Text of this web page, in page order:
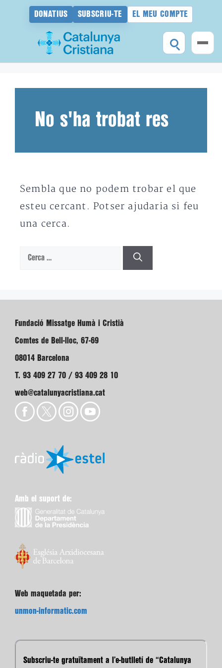
DONATIUS SUBSCRIU-TE EL MEU COMPTE
No s'ha trobat res
Sembla que no podem trobar el que
esteu cercant. Potser ajudaria si feu
una cerca.
Cerca:
Fundació Missatge Humà i Cristià
Comtes de Bell-lloc, 67-69
08014 Barcelona
T. 93 409 27 70 / 93 409 28 10
web@catalunyacristiana.cat
Amb el suport de:
Web maquetada per:
unmon-informatic.com
Subscriu-te gratuïtament a l’e-butlletí de “Catalunya